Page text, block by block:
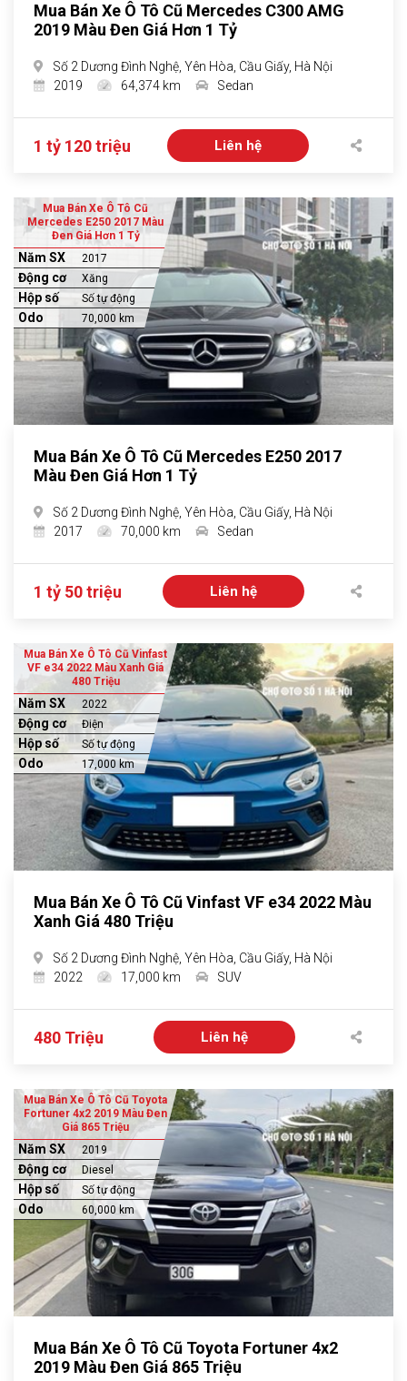
Mua Bán Xe Ô Tô Cũ Mercedes C300 AMG
2019 Màu Đen Giá Hơn 1 Tỷ
Số 2 Dương Đình Nghệ, Yên Hòa, Cầu Giấy, Hà Nội
2019
64,374 km Sedan
1 tỷ 120 triệu Liên hệ
Mua Bán Xe Ô Tô Cũ
Mercedes E250 2017 Màu
Đen Giá Hơn 1 Tỷ
Năm SX 2017
Động cơ Xăng
Hộp số Số tự động
Odo 70,000 km
Mua Bán Xe Ô Tô Cũ Mercedes E250 2017
Màu Đen Giá Hơn 1 Tỷ
Số 2 Dương Đình Nghệ, Yên Hòa, Cầu Giấy, Hà Nội
2017
70,000 km Sedan
1 tỷ 50 triệu Liên hệ
Mua Bán Xe Ô Tô Cũ Vinfast
VF e34 2022 Màu Xanh Giá
480 Triệu
Năm SX 2022
Động cơ Điện
Hộp số Số tự động
Odo 17,000 km
Mua Bán Xe Ô Tô Cũ Vinfast VF e34 2022 Màu
Xanh Giá 480 Triệu
Số 2 Dương Đình Nghệ, Yên Hòa, Cầu Giấy, Hà Nội
2022
17,000 km SUV
480 Triệu Liên hệ
Mua Bán Xe Ô Tô Cũ Toyota
Fortuner 4x2 2019 Màu Đen
Giá 865 Triệu
Năm SX 2019
Động cơ Diesel
Hộp số Số tự động
Odo 60,000 km
Mua Bán Xe Ô Tô Cũ Toyota Fortuner 4x2
2019 Màu Đen Giá 865 Triệu